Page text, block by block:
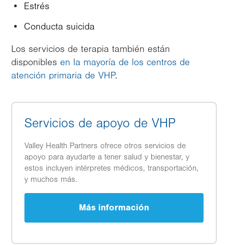
Estrés
Conducta suicida
Los servicios de terapia también están
disponibles en la mayoría de los centros de
atención primaria de VHP.
Servicios de apoyo de VHP
Valley Health Partners ofrece otros servicios de
apoyo para ayudarte a tener salud y bienestar, y
estos incluyen intérpretes médicos, transportación,
y muchos más.
Más información